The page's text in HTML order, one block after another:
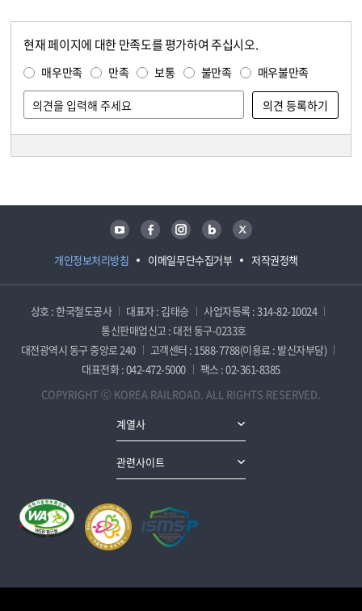
현재 페이지에 대한 만족도를 평가하여 주십시오.
매우만족 만족 보통 불만족 매우불만족
개인정보처리방침 이메일무단수집거부 저작권정책
유튜브 페이스북 인스타그램 블로그 트위터
상호 : 한국철도공사 대표자 : 김태승
사업자등록 : 314-82-10024
통신판매업신고 : 대전 동구-0233호
대전광역시 동구 중앙로 240
고객센터 : 1588-7788(이용료 : 발신자부담)
대표전화 : 042-472-5000
팩스 : 02-361-8385
COPYRIGHT ⓒ KOREA RAILROAD. ALL RIGHTS RESERVED.
계열사
관련사이트